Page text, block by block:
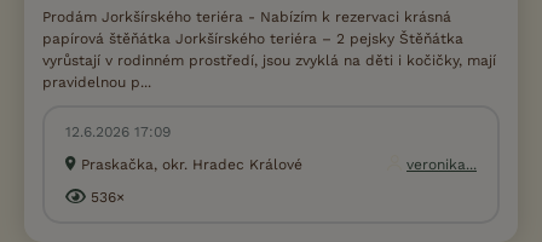
Prodám Jorkšírského teriéra - Nabízím k rezervaci krásná
papírová štěňátka Jorkšírského teriéra – 2 pejsky Štěňátka
vyrůstají v rodinném prostředí, jsou zvyklá na děti i kočičky, mají
pravidelnou p...
12.6.2026 17:09
Praskačka, okr. Hradec Králové
veronika...
536×